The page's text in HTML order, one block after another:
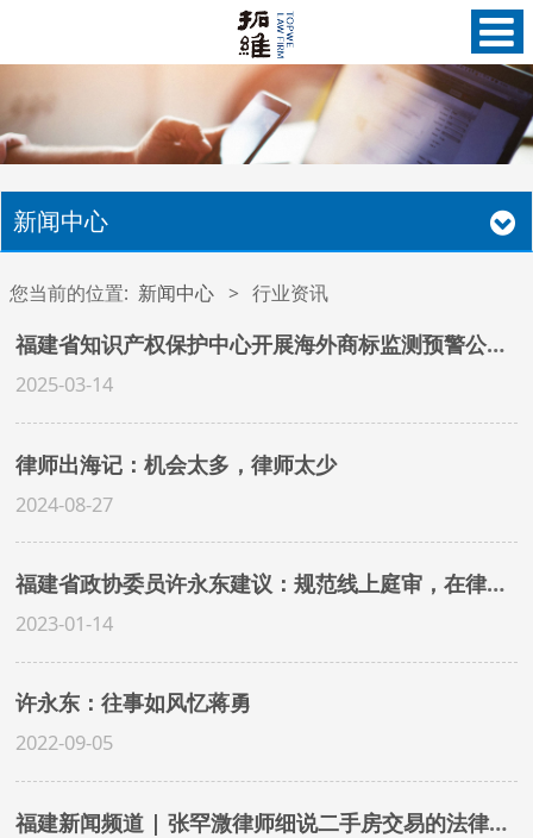
新闻中心
您当前的位置: 新闻中心 > 行业资讯
福建省知识产权保护中心开展海外商标监测预警公益服务
2025-03-14
律师出海记：机会太多，律师太少
2024-08-27
福建省政协委员许永东建议：规范线上庭审，在律所、社区等建立标准化在线庭审专用场所 | 人民网
2023-01-14
许永东：往事如风忆蒋勇
2022-09-05
福建新闻频道 | 张罕溦律师细说二手房交易的法律风险